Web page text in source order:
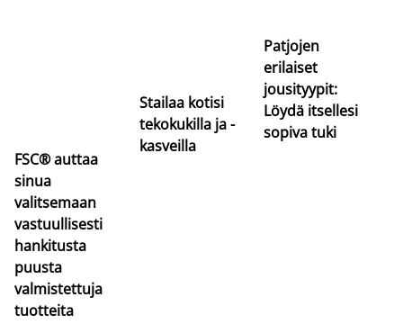
FSC® auttaa
sinua
valitsemaan
vastuullisesti
hankitusta
puusta
valmistettuja
tuotteita
Stailaa kotisi
tekokukilla ja -
kasveilla
Patjojen
erilaiset
jousityypit:
Löydä itsellesi
sopiva tuki